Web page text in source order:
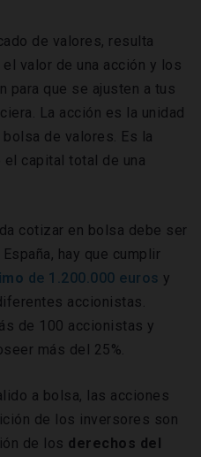
de valores, resulta
valor de una acción y los
que se ajusten a tus
La acción es la unidad
de valores. Es la
capital total de una
cotizar en bolsa debe ser
España, hay que cumplir
de 1.200.000 euros y
accionistas.
de 100 accionistas y
más del 25%.
a bolsa, las acciones
de los inversores son
de los derechos del